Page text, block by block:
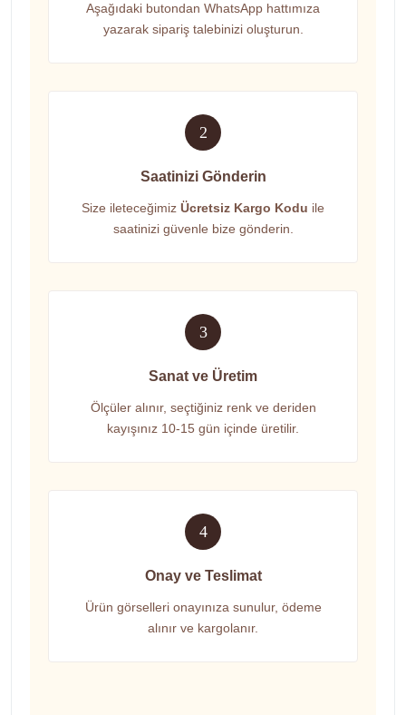
Aşağıdaki butondan WhatsApp hattımıza
yazarak sipariş talebinizi oluşturun.
2
Saatinizi Gönderin
Size ileteceğimiz Ücretsiz Kargo Kodu ile
saatinizi güvenle bize gönderin.
3
Sanat ve Üretim
Ölçüler alınır, seçtiğiniz renk ve deriden
kayışınız 10-15 gün içinde üretilir.
4
Onay ve Teslimat
Ürün görselleri onayınıza sunulur, ödeme
alınır ve kargolanır.